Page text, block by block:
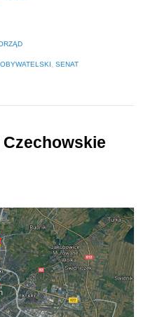
, SENAT